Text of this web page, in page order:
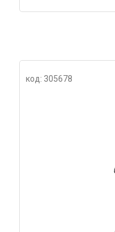
код: 305678